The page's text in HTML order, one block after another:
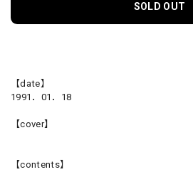
SOLD OUT
【date】
1991．01．18
【cover】
【contents】